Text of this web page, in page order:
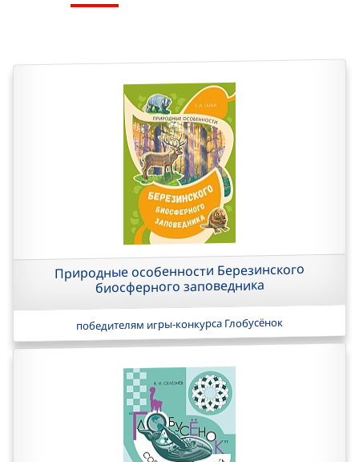
Природные особенности Березинского
биосферного заповедника
победителям игры-конкурса Глобусёнок